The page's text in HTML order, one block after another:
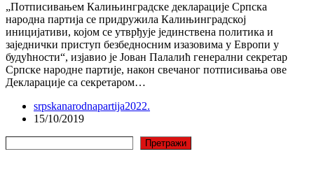
„Потписивањем Калињинградске декларације Српска
народна партија се придружила Калињинградској
иницијативи, којом се утврђује јединствена политика и
заједнички приступ безбедносним изазовима у Европи у
будућности“, изјавио је Јован Палалић генерални секретар
Српске народне партије, након свечаног потписивања ове
Декларације са секретаром…
srpskanarodnapartija2022.
15/10/2019
Претражи